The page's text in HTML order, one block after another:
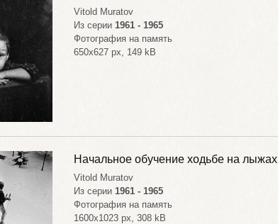
Vitold Muratov
Из серии 1961 - 1965
Фотография на память
650x627 px, 149 kB
Начальное обучение ходьбе на лыжах
Vitold Muratov
Из серии 1961 - 1965
Фотография на память
1600x1023 px, 308 kB